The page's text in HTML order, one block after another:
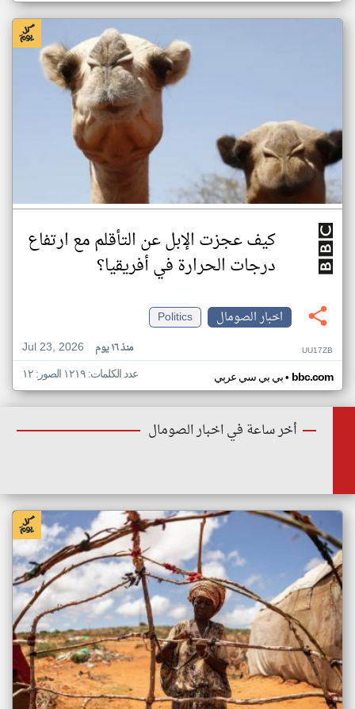
كيف عجزت الإبل عن التأقلم مع ارتفاع
درجات الحرارة في أفريقيا؟
اخبار الصومال
Politics
Jul 23, 2026
منذ ١٦ يوم UU17ZB
بي بي سي عربي• bbc.com عدد الكلمات: ١٢١٩ الصور: ١٢
أخر ساعة في اخبار الصومال